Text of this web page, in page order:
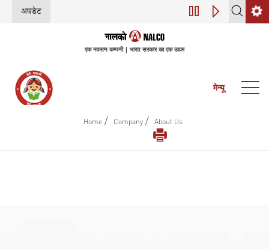
अपडेट डिजिटल परिवर्तन
एक नवरत्न कम्पनी | भारत सरकार का एक उद्यम
मेन्यू
Home / Company / About Us